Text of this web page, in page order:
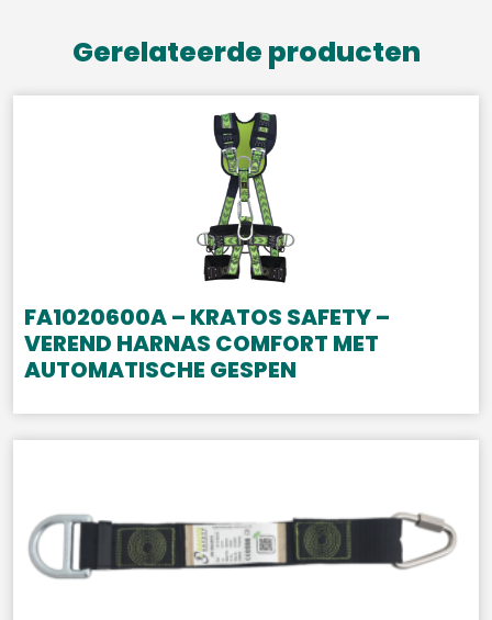
Gerelateerde producten
FA1020600A – KRATOS SAFETY –
VEREND HARNAS COMFORT MET
AUTOMATISCHE GESPEN